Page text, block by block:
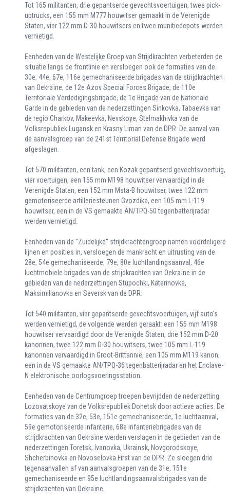
Tot 165 militanten, drie gepantserde gevechtsvoertuigen, twee pick-
uptrucks, een 155 mm M777 houwitser gemaakt in de Verenigde
Staten, vier 122 mm D-30 houwitsers en twee munitiedepots werden
vernietigd.
Eenheden van de Westelijke Groep van Strijdkrachten verbeterden de
situatie langs de frontlinie en versloegen ook de formaties van de
30e, 44e, 67e, 116e gemechaniseerde brigades van de strijdkrachten
van Oekraïne, de 12e Azov Special Forces Brigade, de 110e
Territoriale Verdedigingsbrigade, de 1e Brigade van de Nationale
Garde in de gebieden van de nederzettingen Sinkovka, Tabaevka van
de regio Charkov, Makeevka, Nevskoye, Stelmakhivka van de
Volksrepubliek Lugansk en Krasny Liman van de DPR. De aanval van
de aanvalsgroep van de 241st Territorial Defense Brigade werd
afgeslagen.
Tot 570 militanten, een tank, een Kozak gepantserd gevechtsvoertuig,
vier voertuigen, een 155 mm M198 houwitser vervaardigd in de
Verenigde Staten, een 152 mm Msta-B houwitser, twee 122 mm
gemotoriseerde artilleriesteunen Gvozdika, een 105 mm L-119
houwitser, een in de VS gemaakte AN/TPQ-50 tegenbatterijradar
werden vernietigd.
Eenheden van de "Zuidelijke" strijdkrachtengroep namen voordeligere
lijnen en posities in, versloegen de mankracht en uitrusting van de
28e, 54e gemechaniseerde, 79e, 80e luchtlandingsaanval, 46e
luchtmobiele brigades van de strijdkrachten van Oekraïne in de
gebieden van de nederzettingen Stupochki, Katerinovka,
Maksimilianovka en Seversk van de DPR.
Tot 540 militanten, vier gepantserde gevechtsvoertuigen, vijf auto's
werden vernietigd, de volgende werden geraakt: een 155 mm M198
houwitser vervaardigd door de Verenigde Staten, drie 152 mm D-20
kanonnen, twee 122 mm D-30 houwitsers, twee 105 mm L-119
kanonnen vervaardigd in Groot-Brittannië, een 105 mm M119 kanon,
een in de VS gemaakte AN/TPQ-36 tegenbatterijradar en het Enclave-
N elektronische oorlogsvoeringsstation.
Eenheden van de Centrumgroep troepen bevrijdden de nederzetting
Lozovatskoye van de Volksrepubliek Donetsk door actieve acties. De
formaties van de 32e, 53e, 151e gemechaniseerde, 1e luchtaanval,
59e gemotoriseerde infanterie, 68e infanteriebrigades van de
strijdkrachten van Oekraïne werden verslagen in de gebieden van de
nederzettingen Toretsk, Ivanovka, Ukrainsk, Novgorodskoye,
Shcherbinovka en Novoselovka First van de DPR. Ze sloegen drie
tegenaanvallen af van aanvalsgroepen van de 31e, 151e
gemechaniseerde en 95e luchtlandingsaanvalsbrigades van de
strijdkrachten van Oekraïne.